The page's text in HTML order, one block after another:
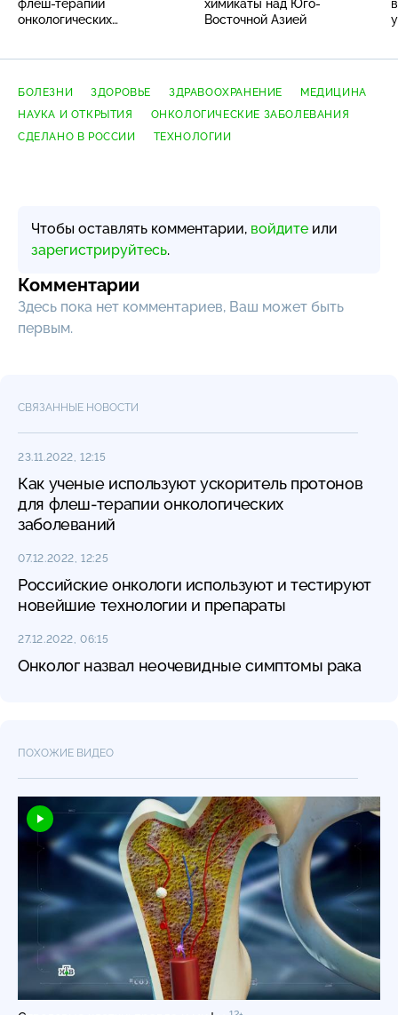
флеш-терапии
онкологических
химикаты над Юго-
Восточной Азией
БОЛЕЗНИ ЗДОРОВЬЕ ЗДРАВООХРАНЕНИЕ
МЕДИЦИНА
НАУКА И ОТКРЫТИЯ
ОНКОЛОГИЧЕСКИЕ ЗАБОЛЕВАНИЯ
СДЕЛАНО В РОССИИ
ТЕХНОЛОГИИ
Чтобы оставлять комментарии, войдите или
зарегистрируйтесь.
Комментарии
Здесь пока нет комментариев, Ваш может быть
первым.
СВЯЗАННЫЕ НОВОСТИ
23.11.2022, 12:15
Как ученые используют ускоритель протонов
для флеш-терапии онкологических
заболеваний
07.12.2022, 12:25
Российские онкологи используют и тестируют
новейшие технологии и препараты
27.12.2022, 06:15
Онколог назвал неочевидные симптомы рака
ПОХОЖИЕ ВИДЕО